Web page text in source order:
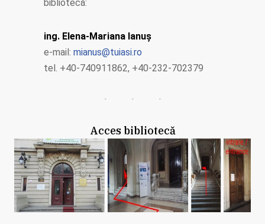
bibliotecă:
ing. Elena-Mariana Ianuş
e-mail: mianus@tuiasi.ro
tel. +40-740911862, +40-232-702379
Acces bibliotecă